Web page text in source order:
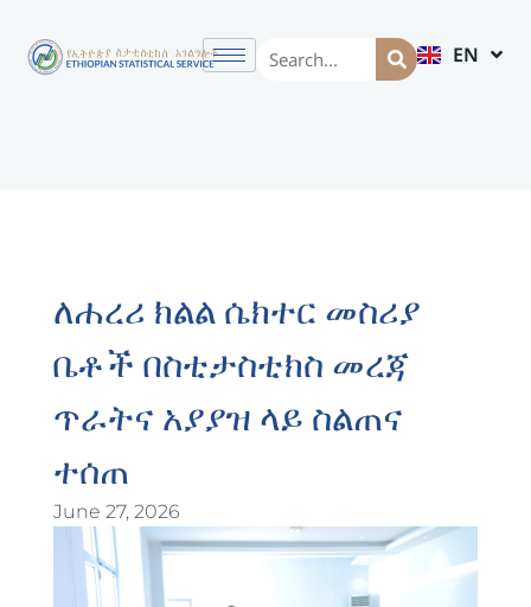
EN
AM
ለሐረሪ ክልል ሴክተር መስሪያ
ቤቶች በስቲታስቲክስ መረጃ
ጥራትና አያያዝ ላይ ስልጠና
ተሰጠ
June 27, 2026